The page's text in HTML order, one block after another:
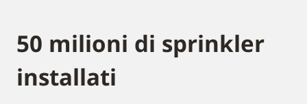
50 milioni di sprinkler
installati